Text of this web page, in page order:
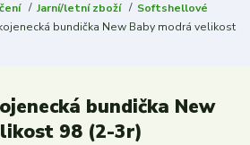
Jarní/letní zboží
Softshellové
bundička New Baby modrá velikost
bundička New
98 (2-3r)